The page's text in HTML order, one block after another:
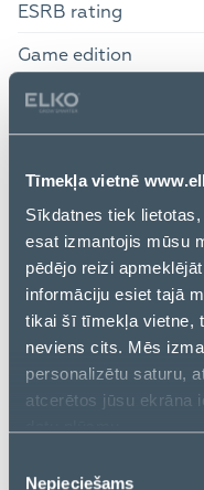
Tīmekļa vietnē
Sīkdatnes tiek
esat izmantojis mūsu
pēdējo reizi apmeklējāt
informāciju esiet tajā
tikai šī tīmekļa vietne,
neviens cits. Mēs
personalizētu saturu,
atcerētos jūsu ekrāna
kopīgojam ar saviem
Nepieciešams
ESRB rating
Game edition
Game genre
Game series
Language version
Maximum number of
online players
Maximum number of
players
Media type
Multiplayer mode